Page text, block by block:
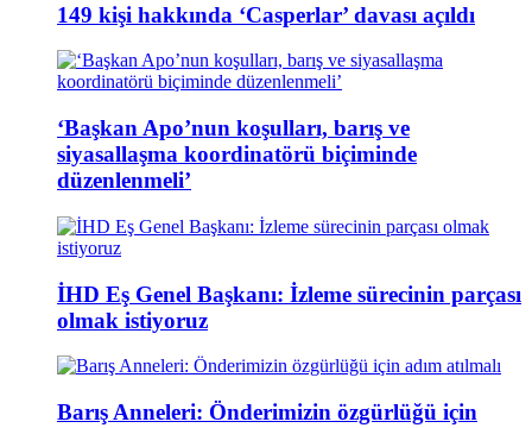
149 kişi hakkında ‘Casperlar’ davası açıldı
‘Başkan Apo’nun koşulları, barış ve
siyasallaşma koordinatörü biçiminde
düzenlenmeli’
İHD Eş Genel Başkanı: İzleme sürecinin parçası
olmak istiyoruz
Barış Anneleri: Önderimizin özgürlüğü için